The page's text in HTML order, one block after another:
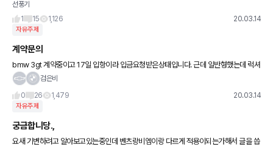
의 자가 아파트 있구요, 제명의 토지에 가게 운영중입니다. 대충 알기엔 담보대출이 가능
할것 같
선풍기
1
15 1,126 20.03.14
자유주제
계약문의
bmw 3gt 계약중이고 17일 입항이라 입금요청받은상태입니다. 근데 일반형했는데 럭셔
리등급이 자꾸눈에 밟혀서 만약 타 딜러사에 재고가 있으면 지금꺼 취소하고 주문이 가능
검은비
0
26 1,479 20.03.14
자유주제
궁금합니당.,
요새 기변하려고 알아보고있는중인데 벤츠랑비엠이랑 다르게 적용이되는가해서 글을 씁